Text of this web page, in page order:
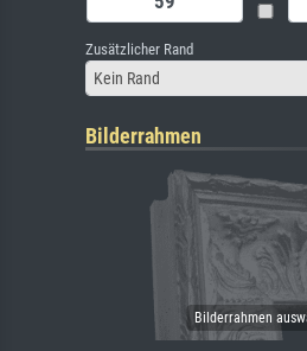
Zusätzlicher Rand
Kein Rand
Bilderrahmen